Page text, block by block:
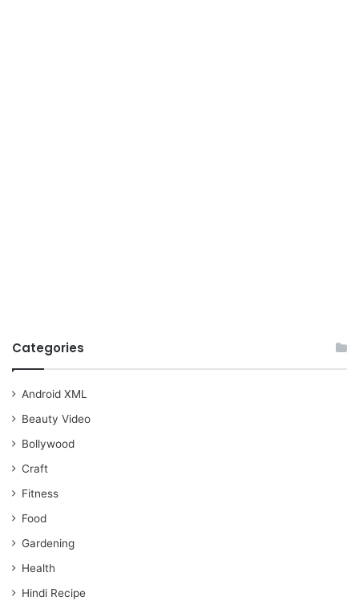
Categories
Android XML
Beauty Video
Bollywood
Craft
Fitness
Food
Gardening
Health
Hindi Recipe